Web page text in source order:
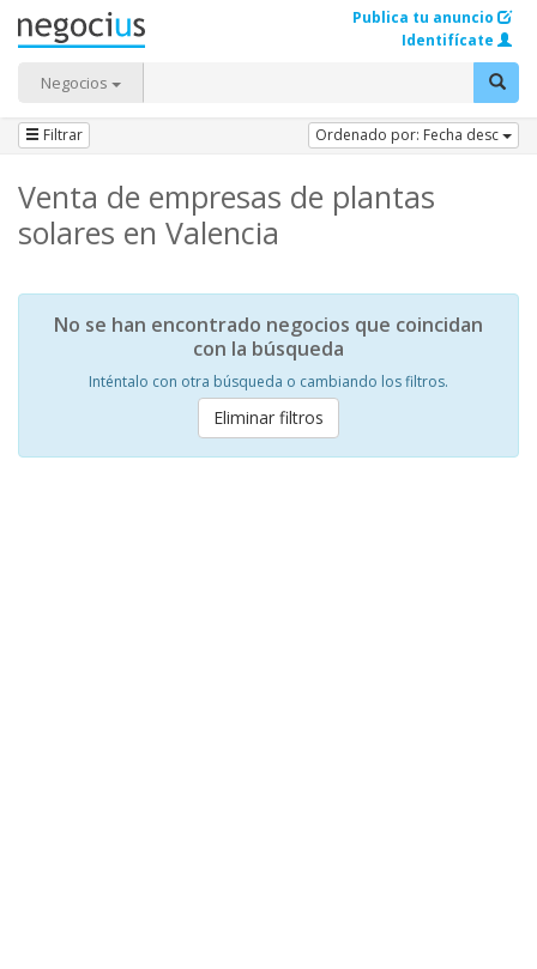
Negocios
Publica tu anuncio
Identifícate
Filtrar Ordenado por: Fecha desc
Venta de empresas de plantas
solares en Valencia
No se han encontrado negocios que coincidan
con la búsqueda
Inténtalo con otra búsqueda o cambiando los filtros.
Eliminar filtros